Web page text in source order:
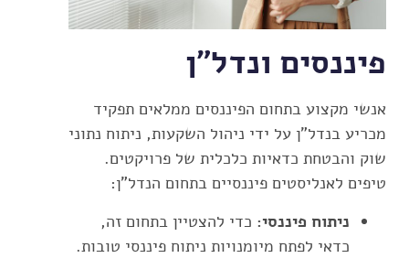
פיננסים ונדל"ן
אנשי מקצוע בתחום הפיננסים ממלאים תפקיד
מכריע בנדל"ן על ידי ניהול השקעות, ניתוח נתוני
שוק והבטחת כדאיות כלכלית של פרויקטים.
טיפים לאנליסטים פיננסיים בתחום הנדל"ן:
ניתוח פיננסי: כדי להצטיין בתחום זה,
כדאי לפתח מיומנויות ניתוח פיננסי טובות.